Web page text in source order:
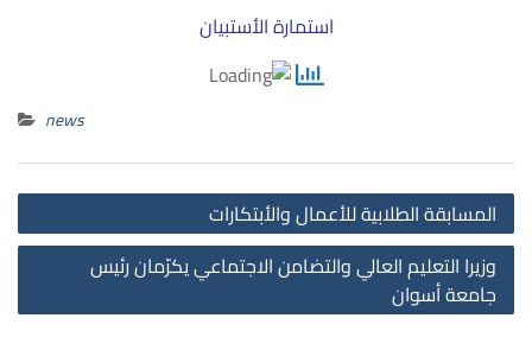
استمارة الأستبيان
news
المسابقة الطلابية للأعمال والأبتكارات
وزيرا التعليم العالي والتضامن الاجتماعي يكرّمان رئيس
جامعة أسوان